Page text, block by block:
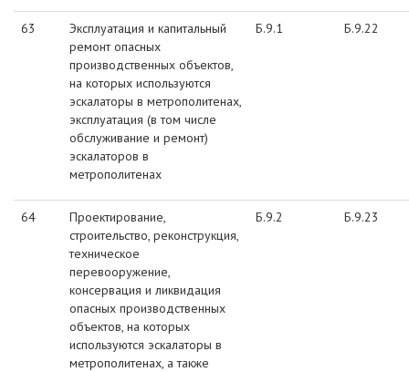
63
Эксплуатация и капитальный
ремонт опасных
производственных объектов,
на которых используются
эскалаторы в метрополитенах,
эксплуатация (в том числе
обслуживание и ремонт)
эскалаторов в
метрополитенах
Б.9.1 Б.9.22
64
Проектирование,
строительство, реконструкция,
техническое
перевооружение,
консервация и ликвидация
опасных производственных
объектов, на которых
используются эскалаторы в
метрополитенах, а также
Б.9.2 Б.9.23